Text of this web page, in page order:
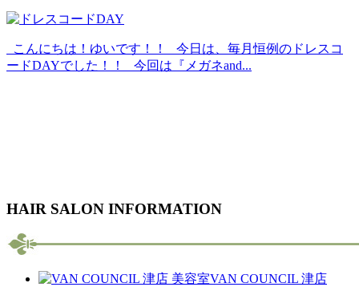
こんにちは！ゆいです！！ 今日は、毎月恒例のドレスコ
ードDAYでした！！ 今回は『メガネand...
HAIR SALON INFORMATION
VAN COUNCIL 津店